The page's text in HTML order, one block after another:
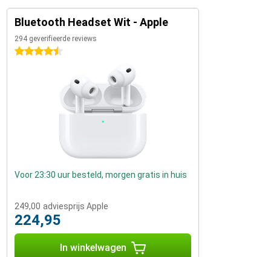
Bluetooth Headset Wit - Apple
294 geverifieerde reviews
4.5 sterren
Voor 23:30 uur besteld, morgen gratis in huis
249,00 adviesprijs Apple
224,95
In winkelwagen